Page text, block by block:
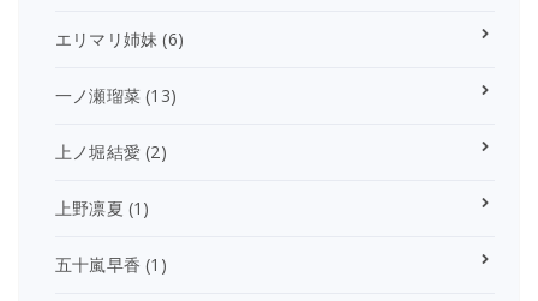
エリマリ姉妹 (6)
一ノ瀬瑠菜 (13)
上ノ堀結愛 (2)
上野凛夏 (1)
五十嵐早香 (1)